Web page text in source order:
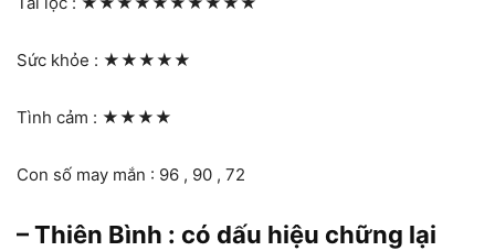
Sức khỏe : ★★★★★
Tình cảm : ★★★★
Con số may mắn : 96 , 90 , 72
– Thiên Bình : có dấu hiệu chững lại